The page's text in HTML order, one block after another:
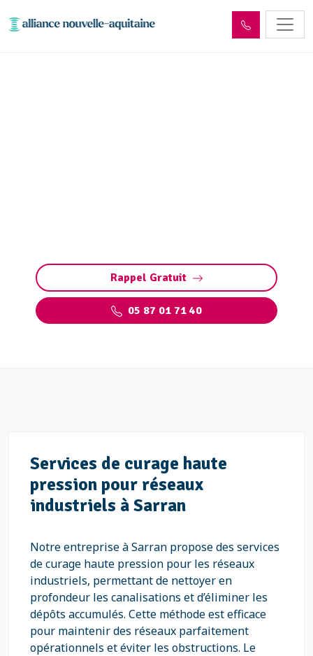
Rappel Gratuit
05 87 01 71 40
Services de curage haute
pression pour réseaux
industriels à Sarran
Notre entreprise à Sarran propose des services
de curage haute pression pour les réseaux
industriels, permettant de nettoyer en
profondeur les canalisations et d’éliminer les
dépôts accumulés. Cette méthode est efficace
pour maintenir des réseaux parfaitement
opérationnels et éviter les obstructions. Le